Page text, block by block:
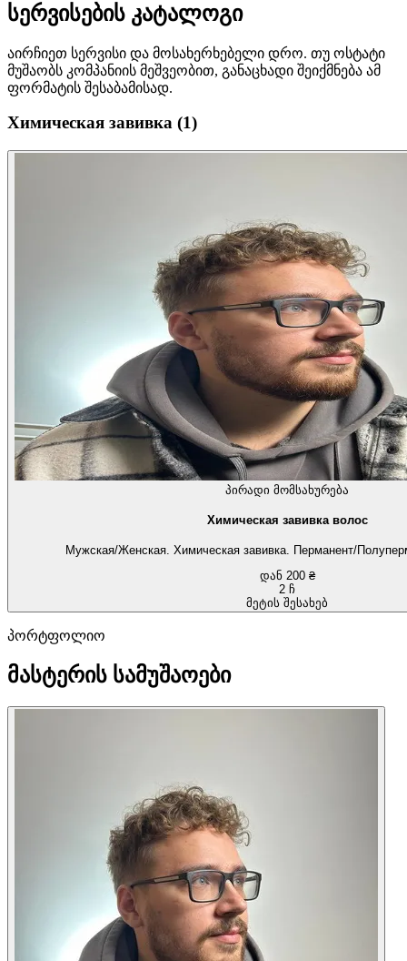
სერვისების კატალოგი
აირჩიეთ სერვისი და მოსახერხებელი დრო. თუ ოსტატი
მუშაობს კომპანიის მეშვეობით, განაცხადი შეიქმნება ამ
ფორმატის შესაბამისად.
Химическая завивка (1)
პირადი მომსახურება
Химическая завивка волос
Мужская/Женская. Химическая завивка. Перманент/
დან 200 ₴
2 ჩ
მეტის შესახებ
პორტფოლიო
მასტერის სამუშაოები